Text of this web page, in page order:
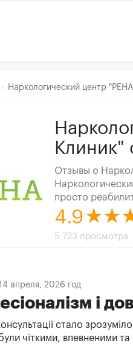
Наркологический центр
Клиник"
Отзывы о
просто
4.9
5 723 просмотра
апреля, 2026 год
і
стало
були чіткими, впевненими